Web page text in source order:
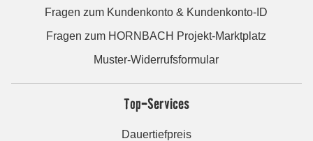
Fragen zum Kundenkonto & Kundenkonto-ID
Fragen zum HORNBACH Projekt-Marktplatz
Muster-Widerrufsformular
Top-Services
Dauertiefpreis